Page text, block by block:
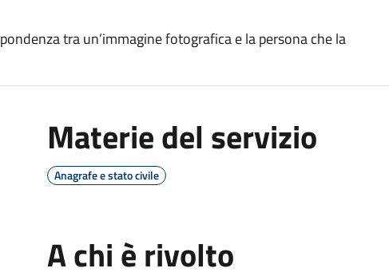
tra un’immagine fotografica e la persona che la
Materie del servizio
Anagrafe e stato civile
A chi è rivolto